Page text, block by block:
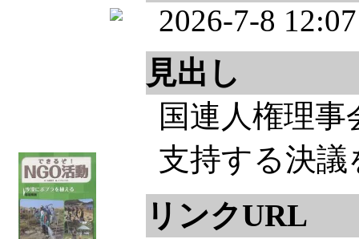
2026-7-8 12:07
見出し
国連人権理
支持する決議
リンクURL